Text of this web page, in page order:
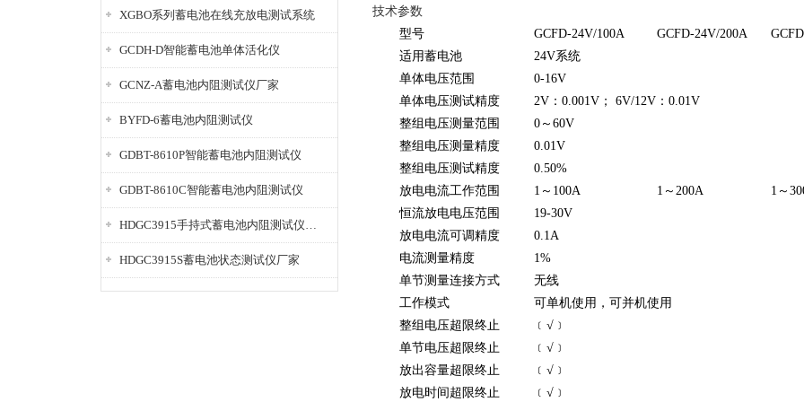
XGBO系列蓄电池在线充放电测试系统
GCDH-D智能蓄电池单体活化仪
GCNZ-A蓄电池内阻测试仪厂家
BYFD-6蓄电池内阻测试仪
GDBT-8610P智能蓄电池内阻测试仪
GDBT-8610C智能蓄电池内阻测试仪
HDGC3915手持式蓄电池内阻测试仪厂家
HDGC3915S蓄电池状态测试仪厂家
技术参数
型号
GCFD-24V/100A GCFD-24V/200A
适用蓄电池
24V系统
单体电压范围
0-16V
单体电压测试精度
2V：0.001V； 6V/12V：0.01V
整组电压测量范围
0～60V
整组电压测量精度
0.01V
整组电压测试精度
0.50%
放电电流工作范围
1～100A 1～200A
1～
恒流放电电压范围
19-30V
放电电流可调精度
0.1A
电流测量精度
1%
单节测量连接方式
无线
工作模式
可单机使用，可并机使用
整组电压超限终止
﹝√﹞
单节电压超限终止
﹝√﹞
放出容量超限终止
﹝√﹞
放电时间超限终止
﹝√﹞